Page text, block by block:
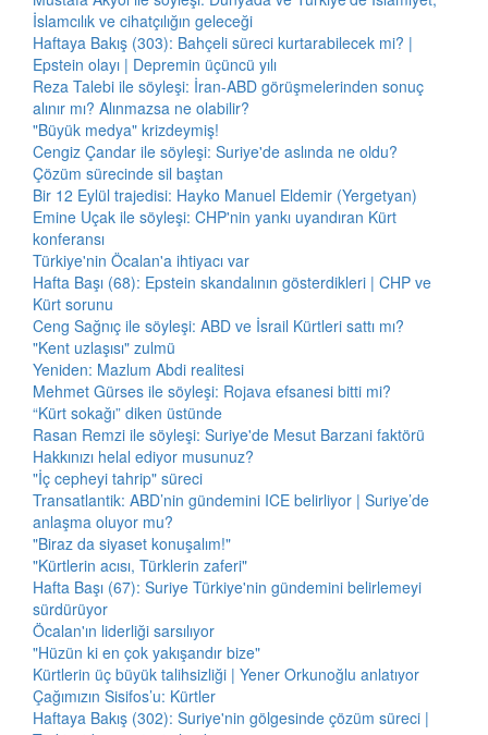
İslamcılık ve cihatçılığın geleceği
Haftaya Bakış (303): Bahçeli süreci kurtarabilecek mi? |
Epstein olayı | Depremin üçüncü yılı
Reza Talebi ile söyleşi: İran-ABD görüşmelerinden sonuç
alınır mı? Alınmazsa ne olabilir?
"Büyük medya" krizdeymiş!
Cengiz Çandar ile söyleşi: Suriye'de aslında ne oldu?
Çözüm sürecinde sil baştan
Bir 12 Eylül trajedisi: Hayko Manuel Eldemir (Yergetyan)
Emine Uçak ile söyleşi: CHP'nin yankı uyandıran Kürt
konferansı
Türkiye'nin Öcalan'a ihtiyacı var
Hafta Başı (68): Epstein skandalının gösterdikleri | CHP ve
Kürt sorunu
Ceng Sağnıç ile söyleşi: ABD ve İsrail Kürtleri sattı mı?
"Kent uzlaşısı" zulmü
Yeniden: Mazlum Abdi realitesi
Mehmet Gürses ile söyleşi: Rojava efsanesi bitti mi?
“Kürt sokağı” diken üstünde
Rasan Remzi ile söyleşi: Suriye'de Mesut Barzani faktörü
Hakkınızı helal ediyor musunuz?
"İç cepheyi tahrip" süreci
Transatlantik: ABD’nin gündemini ICE belirliyor | Suriye’de
anlaşma oluyor mu?
"Biraz da siyaset konuşalım!"
"Kürtlerin acısı, Türklerin zaferi"
Hafta Başı (67): Suriye Türkiye'nin gündemini belirlemeyi
sürdürüyor
Öcalan'ın liderliği sarsılıyor
"Hüzün ki en çok yakışandır bize"
Kürtlerin üç büyük talihsizliği | Yener Orkunoğlu anlatıyor
Çağımızın Sisifos’u: Kürtler
Haftaya Bakış (302): Suriye'nin gölgesinde çözüm süreci |